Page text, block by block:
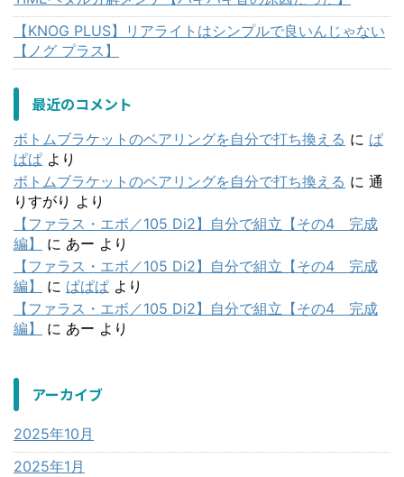
【KNOG PLUS】リアライトはシンプルで良いんじゃない
【ノグ プラス】
最近のコメント
ボトムブラケットのベアリングを自分で打ち換える に ぱ
ぱぱ より
ボトムブラケットのベアリングを自分で打ち換える に 通
りすがり より
【ファラス・エボ／105 Di2】自分で組立【その4 完成
編】
に あー より
【ファラス・エボ／105 Di2】自分で組立【その4 完成
編】
に ぱぱぱ より
【ファラス・エボ／105 Di2】自分で組立【その4 完成
編】
に あー より
アーカイブ
2025年10月
2025年1月